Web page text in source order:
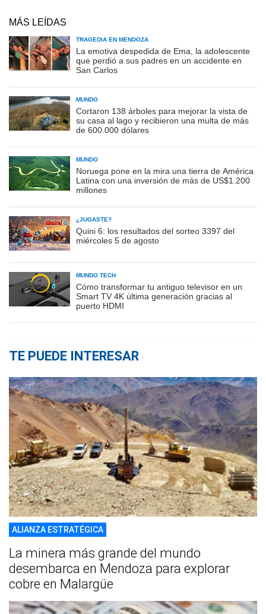
MÁS LEÍDAS
TRAGEDIA EN MENDOZA
La emotiva despedida de Ema, la adolescente
que perdió a sus padres en un accidente en
San Carlos
MUNDO
Cortaron 138 árboles para mejorar la vista de
su casa al lago y recibieron una multa de más
de 600.000 dólares
MUNDO
Noruega pone en la mira una tierra de América
Latina con una inversión de más de US$1.200
millones
¿JUGASTE?
Quini 6: los resultados del sorteo 3397 del
miércoles 5 de agosto
MUNDO TECH
Cómo transformar tu antiguo televisor en un
Smart TV 4K última generación gracias al
puerto HDMI
TE PUEDE INTERESAR
ALIANZA ESTRATÉGICA
La minera más grande del mundo
desembarca en Mendoza para explorar
cobre en Malargüe